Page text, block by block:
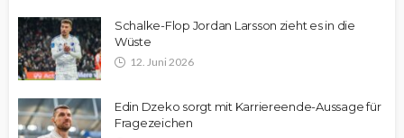
Schalke-Flop Jordan Larsson zieht es in die
Wüste
12. Juni 2026
Edin Dzeko sorgt mit Karriereende-Aussage für
Fragezeichen